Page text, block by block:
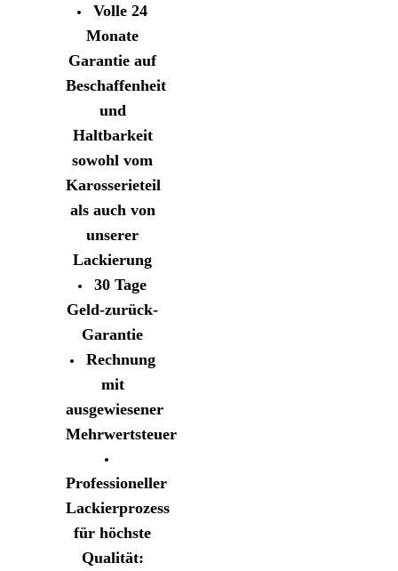
Volle 24
Monate
Garantie auf
Beschaffenheit
und
Haltbarkeit
sowohl vom
Karosserieteil
als auch von
unserer
Lackierung
30 Tage
Geld-zurück-
Garantie
Rechnung
mit
ausgewiesener
Mehrwertsteuer
Professioneller
Lackierprozess
für höchste
Qualität: